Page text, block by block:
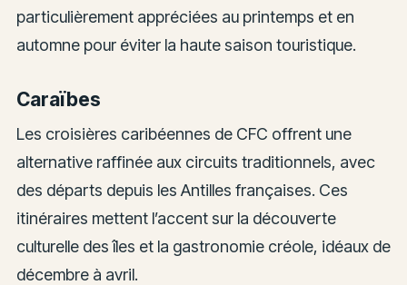
particulièrement appréciées au printemps et en
automne pour éviter la haute saison touristique.
Caraïbes
Les croisières caribéennes de CFC offrent une
alternative raffinée aux circuits traditionnels, avec
des départs depuis les Antilles françaises. Ces
itinéraires mettent l’accent sur la découverte
culturelle des îles et la gastronomie créole, idéaux de
décembre à avril.